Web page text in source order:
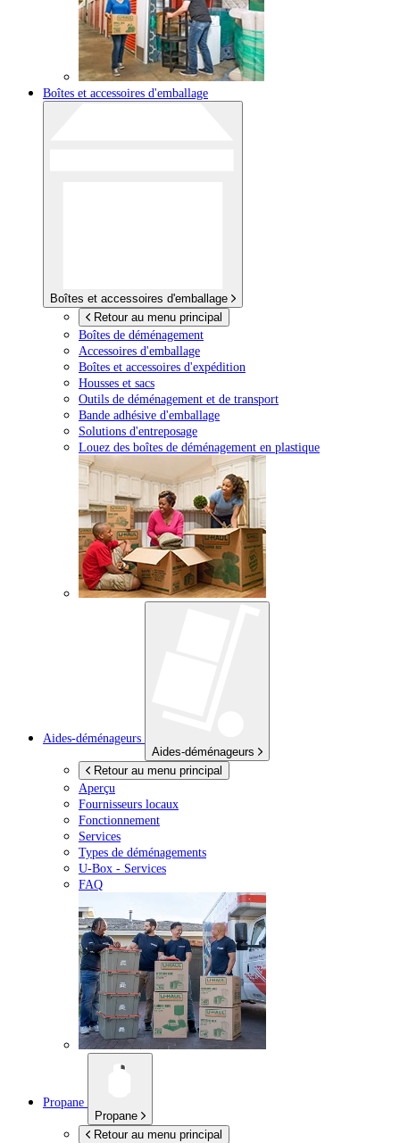
Boîtes et accessoires d'emballage
Boîtes et accessoires d'emballage
Retour au menu principal
Boîtes de déménagement
Accessoires d'emballage
Boîtes et accessoires d'expédition
Housses et sacs
Outils de déménagement et de transport
Bande adhésive d'emballage
Solutions d'entreposage
Louez des boîtes de déménagement en plastique
Aides-déménageurs
Aides-déménageurs
Retour au menu principal
Aperçu
Fournisseurs locaux
Fonctionnement
Services
Types de déménagements
U-Box - Services
FAQ
Propane
Propane
Retour au menu principal